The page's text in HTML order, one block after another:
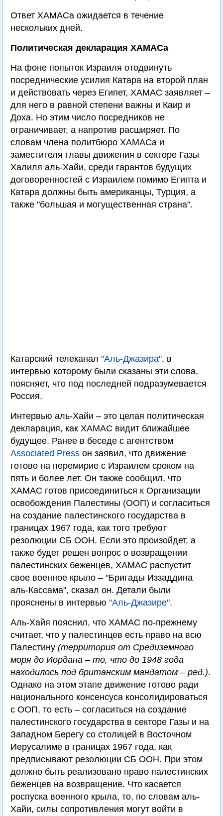
Ответ ХАМАСа ожидается в течение
нескольких дней.
Политическая декларация ХАМАСа
На фоне попыток Израиля отодвинуть
посреднические усилия Катара на второй план
и действовать через Египет, ХАМАС заявляет –
для него в равной степени важны и Каир и
Доха. Но этим число посредников не
ограничивает, а напротив расширяет. По
словам члена политбюро ХАМАСа и
заместителя главы движения в секторе Газы
Халиля аль-Хайи, среди гарантов будущих
договоренностей с Израилем помимо Египта и
Катара должны быть американцы, Турция, а
также "большая и могущественная страна".
Катарский телеканал "Аль-Джазира", в
интервью которому были сказаны эти слова,
поясняет, что под последней подразумевается
Россия.
Интервью аль-Хайи – это целая политическая
декларация, как ХАМАС видит ближайшее
будущее. Ранее в беседе с агентством
Associated Press он заявил, что движение
готово на перемирие с Израилем сроком на
пять и более лет. Он также сообщил, что
ХАМАС готов присоединиться к Организации
освобождения Палестины (ООП) и согласиться
на создание палестинского государства в
границах 1967 года, как того требуют
резолюции СБ ООН. Если это произойдет, а
также будет решен вопрос о возвращении
палестинских беженцев, ХАМАС распустит
свое военное крыло – "Бригады Иззаддина
аль-Кассама", сказал он. Детали были
прояснены в интервью "Аль-Джазире".
Аль-Хайя пояснил, что ХАМАС по-прежнему
считает, что у палестинцев есть право на всю
Палестину (территория от Средиземного
моря до Иордана – то, что до 1948 года
находилось под британским мандатом – ред.).
Однако на этом этапе движение готово ради
национального консенсуса консолидироваться
с ООП, то есть – согласиться на создание
палестинского государства в секторе Газы и на
Западном Берегу со столицей в Восточном
Иерусалиме в границах 1967 года, как
предписывают резолюции СБ ООН. При этом
должно быть реализовано право палестинских
беженцев на возвращение. Что касается
роспуска военного крыла, то, по словам аль-
Хайи, силы сопротивления могут войти в